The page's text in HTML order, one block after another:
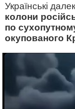
Українські
колони
по
окупованого